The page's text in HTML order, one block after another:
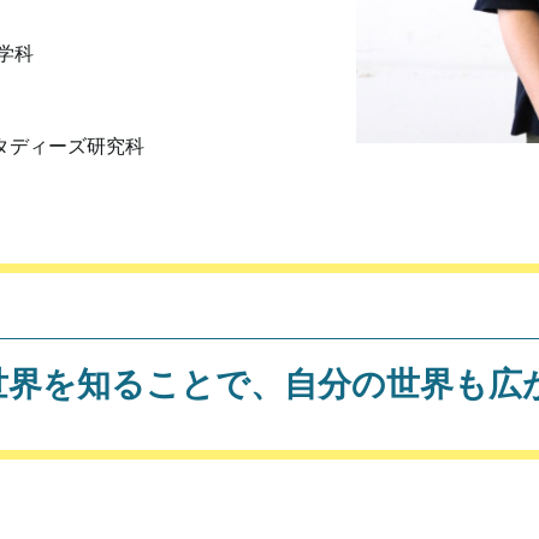
科
ディーズ研究科
界を知ることで、自分の世界も広